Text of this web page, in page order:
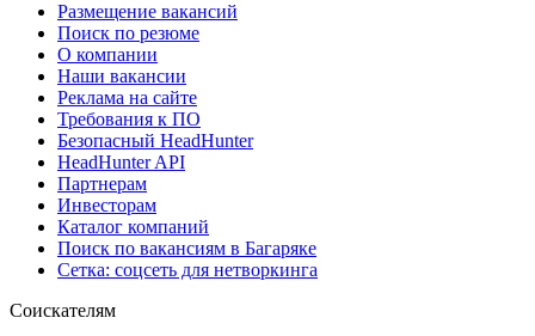
Размещение вакансий
Поиск по резюме
О компании
Наши вакансии
Реклама на сайте
Требования к ПО
Безопасный HeadHunter
HeadHunter API
Партнерам
Инвесторам
Каталог компаний
Поиск по вакансиям в Багаряке
Сетка: соцсеть для нетворкинга
Соискателям